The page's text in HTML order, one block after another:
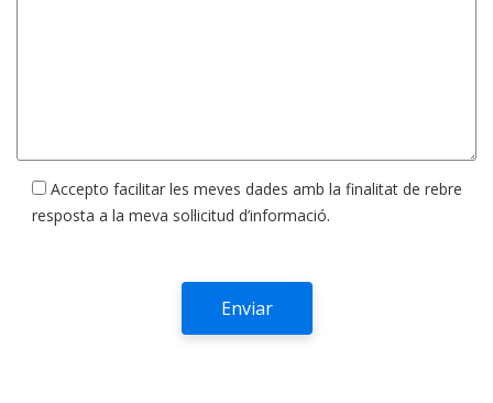
Accepto facilitar les meves dades amb la finalitat de rebre
resposta a la meva sol·licitud d’informació.